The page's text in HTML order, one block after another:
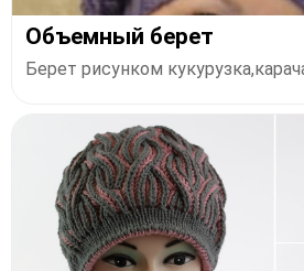
Объемный берет
Берет рисунком